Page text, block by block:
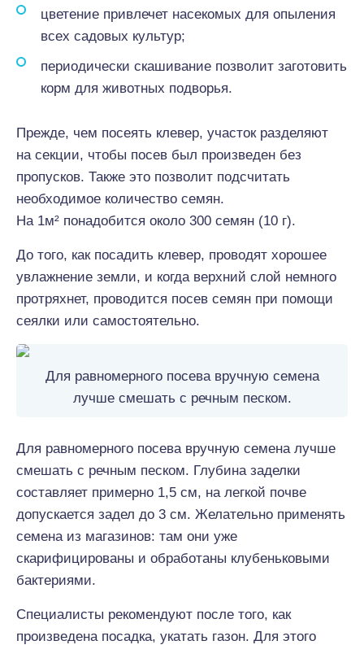
цветение привлечет насекомых для опыления
всех садовых культур;
периодически скашивание позволит заготовить
корм для животных подворья.
Прежде, чем посеять клевер, участок разделяют
на секции, чтобы посев был произведен без
пропусков. Также это позволит подсчитать
необходимое количество семян.
На 1м² понадобится около 300 семян (10 г).
До того, как посадить клевер, проводят хорошее
увлажнение земли, и когда верхний слой немного
протряхнет, проводится посев семян при помощи
сеялки или самостоятельно.
Для равномерного посева вручную семена
лучше смешать с речным песком.
Для равномерного посева вручную семена лучше
смешать с речным песком. Глубина заделки
составляет примерно 1,5 см, на легкой почве
допускается задел до 3 см. Желательно применять
семена из магазинов: там они уже
скарифицированы и обработаны клубеньковыми
бактериями.
Специалисты рекомендуют после того, как
произведена посадка, укатать газон. Для этого